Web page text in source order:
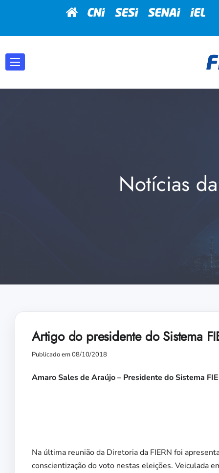
Notícias
Artigo do presidente do Sistema
Publicado em 08/10/2018
Amaro Sales de Araújo – Presidente do Sistema
Na última reunião da Diretoria da FIERN foi
conscientização do voto nestas eleições. Veiculada